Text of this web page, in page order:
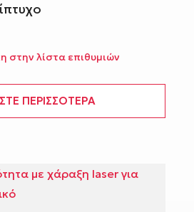
στην λίστα επιθυμιών
ΠΕΡΙΣΣΌΤΕΡΑ